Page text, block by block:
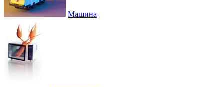
Машина